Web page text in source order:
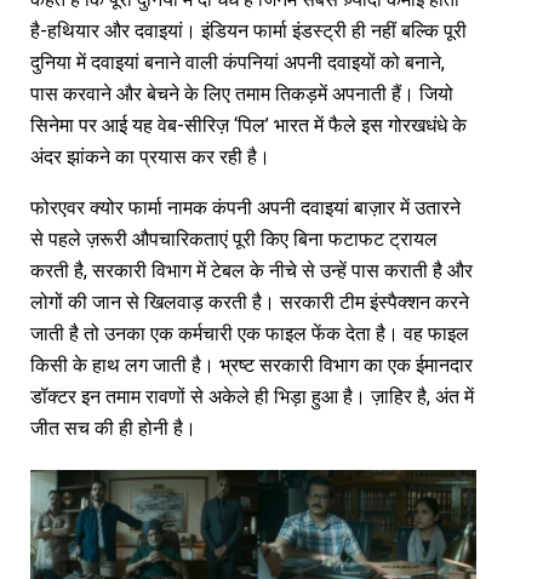
है-हथियार और दवाइयां। इंडियन फार्मा इंडस्ट्री ही नहीं बल्कि पूरी
दुनिया में दवाइयां बनाने वाली कंपनियां अपनी दवाइयों को बनाने,
पास करवाने और बेचने के लिए तमाम तिकड़में अपनाती हैं। जियो
सिनेमा पर आई यह वेब-सीरिज़ ‘पिल’ भारत में फैले इस गोरखधंधे के
अंदर झांकने का प्रयास कर रही है।
फोरएवर क्योर फार्मा नामक कंपनी अपनी दवाइयां बाज़ार में उतारने
से पहले ज़रूरी औपचारिकताएं पूरी किए बिना फटाफट ट्रायल
करती है, सरकारी विभाग में टेबल के नीचे से उन्हें पास कराती है और
लोगों की जान से खिलवाड़ करती है। सरकारी टीम इंस्पैक्शन करने
जाती है तो उनका एक कर्मचारी एक फाइल फेंक देता है। वह फाइल
किसी के हाथ लग जाती है। भ्रष्ट सरकारी विभाग का एक ईमानदार
डॉक्टर इन तमाम रावणों से अकेले ही भिड़ा हुआ है। ज़ाहिर है, अंत में
जीत सच की ही होनी है।